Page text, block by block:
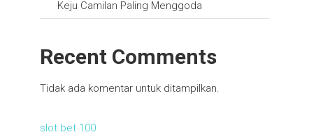
Keju Camilan Paling Menggoda
Recent Comments
Tidak ada komentar untuk ditampilkan.
slot bet 100